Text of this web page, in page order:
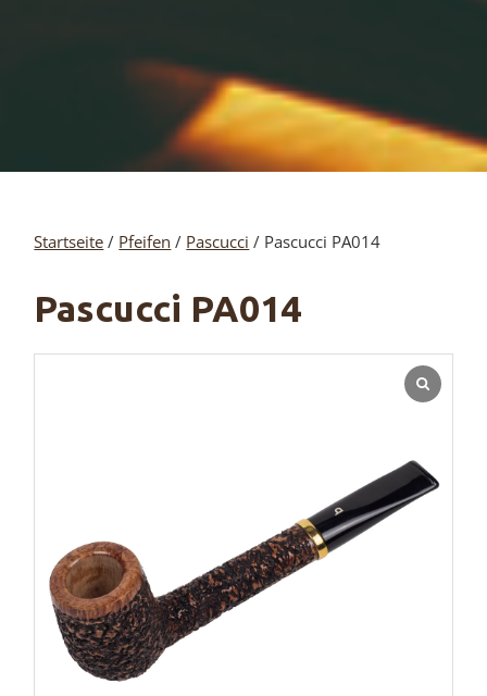
Startseite / Pfeifen / Pascucci / Pascucci PA014
Pascucci PA014